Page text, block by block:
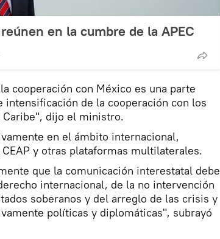
en la cumbre de la APEC
cooperación con México es una parte
de la cooperación con los
Caribe", dijo el ministro.
en el ámbito internacional,
y otras plataformas multilaterales.
que la comunicación interestatal debe
internacional, de la no intervención
soberanos y del arreglo de las crisis y
políticas y diplomáticas", subrayó